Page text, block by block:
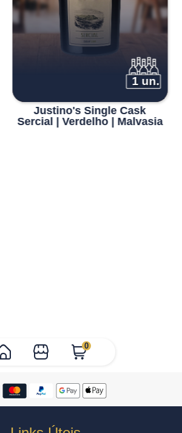
0
1 un.
Justino's Single Cask
Sercial | Verdelho | Malvasia